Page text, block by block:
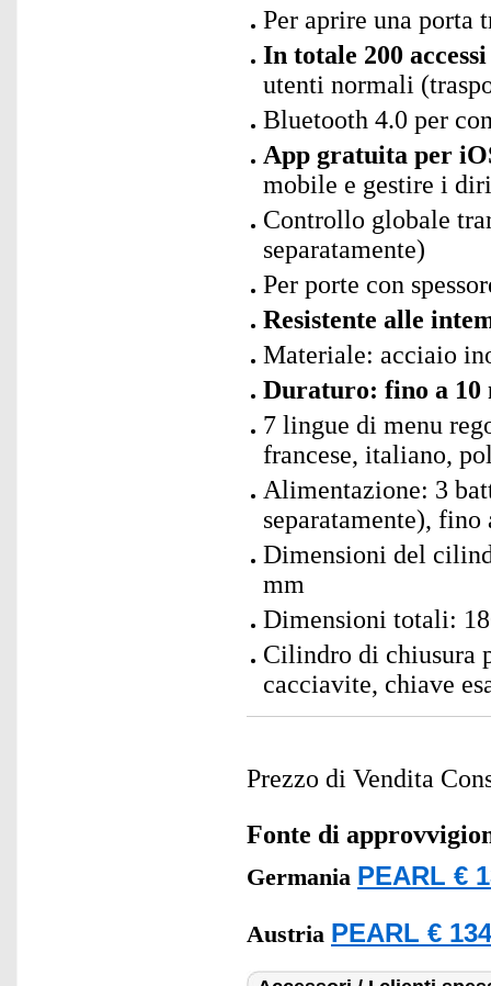
Per aprire una porta
In totale 200
utenti normali
Bluetooth 4.0 per
App gratuita per
mobile e gestire i
Controllo globale
separatamente)
Per porte con
Resistente alle
Materiale: acciaio
Duraturo: fino a
7 lingue di menu
francese, italiano,
Alimentazione: 3
separatamente),
Dimensioni del
mm
Dimensioni totali:
Cilindro di chiusura
cacciavite, chiave
Prezzo di Vendita
Fonte di
Germania PEARL €
Austria PEARL €